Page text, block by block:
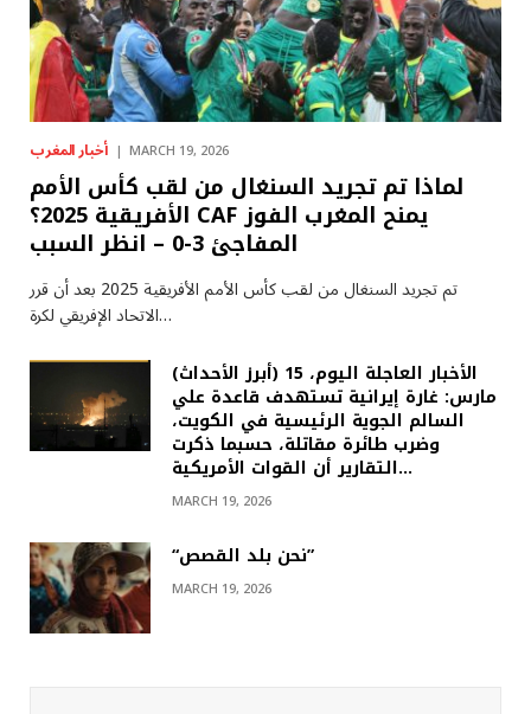
أخبار المغرب MARCH 19, 2026
لماذا تم تجريد السنغال من لقب كأس الأمم
الأفريقية 2025؟ CAF يمنح المغرب الفوز
المفاجئ 3-0 – انظر السبب
تم تجريد السنغال من لقب كأس الأمم الأفريقية 2025 بعد أن قرر
الاتحاد الإفريقي لكرة…
(أبرز الأحداث) الأخبار العاجلة اليوم، 15
مارس: غارة إيرانية تستهدف قاعدة علي
السالم الجوية الرئيسية في الكويت،
وضرب طائرة مقاتلة، حسبما ذكرت
التقارير أن القوات الأمريكية…
MARCH 19, 2026
“نحن بلد القصص”
MARCH 19, 2026